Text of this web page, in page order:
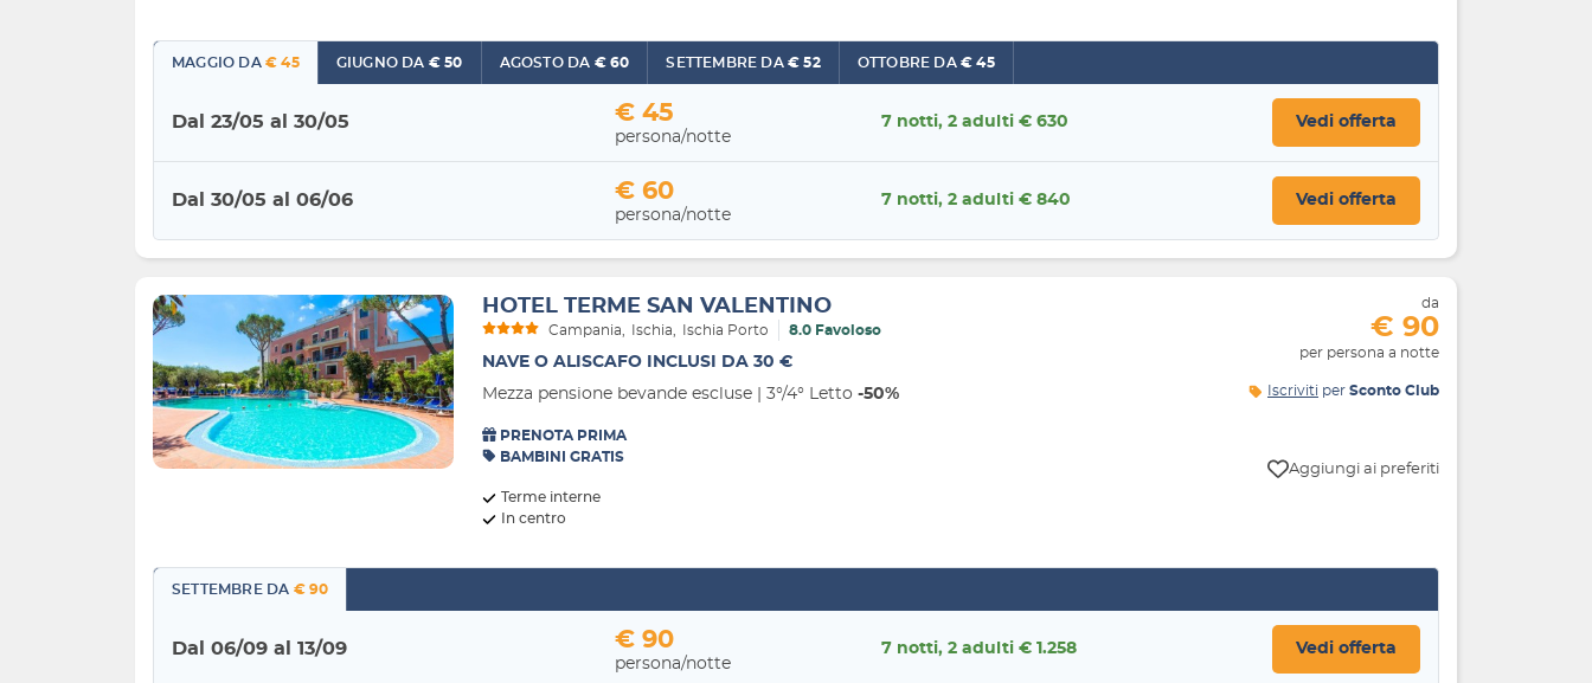
MAGGIO DA € 45 GIUGNO DA € 50 AGOSTO DA € 60 SETTEMBRE DA€ 52 OTTOBRE DA€ 45
Dal 23/05 al 30/05 € 45
persona/notte
7 notti, 2 adulti € 630 Vedi offerta
Dal 30/05 al 06/06 € 60
persona/notte
7 notti, 2 adulti € 840 Vedi offerta
HOTEL TERME SAN VALENTINO
Campania Ischia Ischia Porto 8.0 Favoloso
NAVE O ALISCAFO INCLUSI DA 30 €
Mezza pensione bevande escluse | 3°/4° Letto -50%
PRENOTA PRIMA
BAMBINI GRATIS
Terme interne
In centro
da
€ 90
per persona a notte
Iscriviti per Sconto Club
Aggiungi ai preferiti
SETTEMBRE DA € 90
Dal 06/09 al 13/09 € 90
persona/notte
7 notti, 2 adulti € 1.258 Vedi offerta